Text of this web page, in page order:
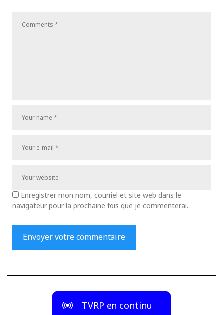
Enregistrer mon nom, courriel et site web dans le
navigateur pour la prochaine fois que je commenterai.
TVRP en continu